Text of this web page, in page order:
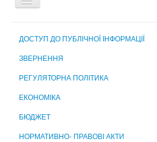
ДОСТУП ДО ПУБЛІЧНОЇ ІНФОРМАЦІЇ
ЗВЕРНЕННЯ
РЕГУЛЯТОРНА ПОЛІТИКА
ЕКОНОМІКА
БЮДЖЕТ
НОРМАТИВНО- ПРАВОВІ АКТИ